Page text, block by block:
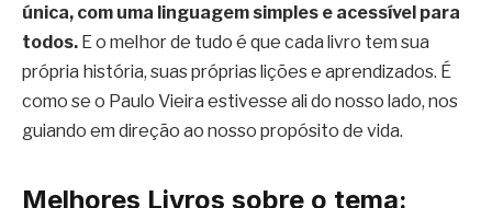
única, com uma linguagem simples e acessível para
todos. E o melhor de tudo é que cada livro tem sua
própria história, suas próprias lições e aprendizados. É
como se o Paulo Vieira estivesse ali do nosso lado, nos
guiando em direção ao nosso propósito de vida.
Melhores Livros sobre o tema: